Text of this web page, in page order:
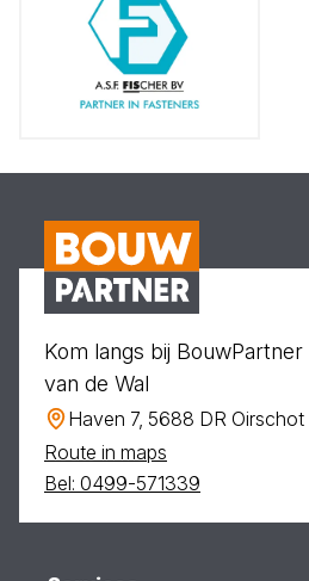
Kom langs bij BouwPartner
van de Wal
Haven 7, 5688 DR Oirschot
Route in maps
Bel: 0499-571339